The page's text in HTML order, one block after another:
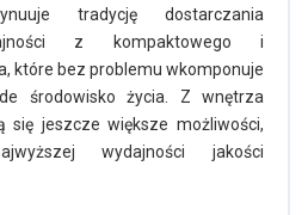
tradycję dostarczania
z kompaktowego i
które bez problemu wkomponuje
środowisko życia. Z wnętrza
się jeszcze większe możliwości,
wydajności jakości